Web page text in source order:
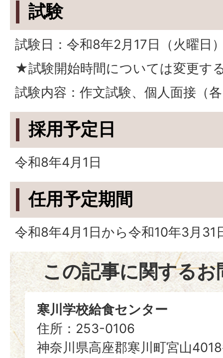
試験
試験日：令和8年2月17日（火曜日
★試験開始時間については変更す
試験内容：作文試験、個人面接（
採用予定日
令和8年4月1日
任用予定期間
令和8年4月1日から令和10年3月31
この記事に関するお
寒川学校給食センター
住所：253-0106
神奈川県高座郡寒川町宮山